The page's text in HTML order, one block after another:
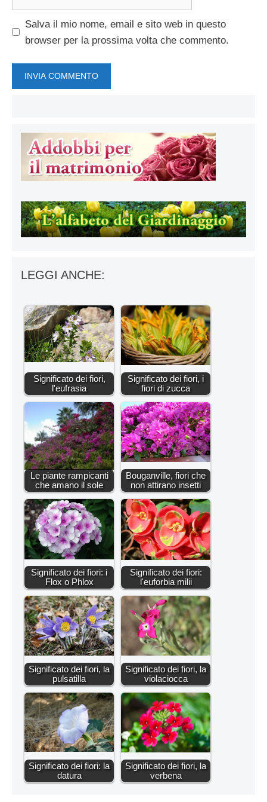
Salva il mio nome, email e sito web in questo
browser per la prossima volta che commento.
LEGGI ANCHE:
Significato dei fiori,
l'eufrasia
Significato dei fiori, i
fiori di zucca
Le piante rampicanti
che amano il sole
Bouganville, fiori che
non attirano insetti
Significato dei fiori: i
Flox o Phlox
Significato dei fiori:
l'euforbia milii
Significato dei fiori, la
pulsatilla
Significato dei fiori, la
violaciocca
Significato dei fiori: la
datura
Significato dei fiori, la
verbena